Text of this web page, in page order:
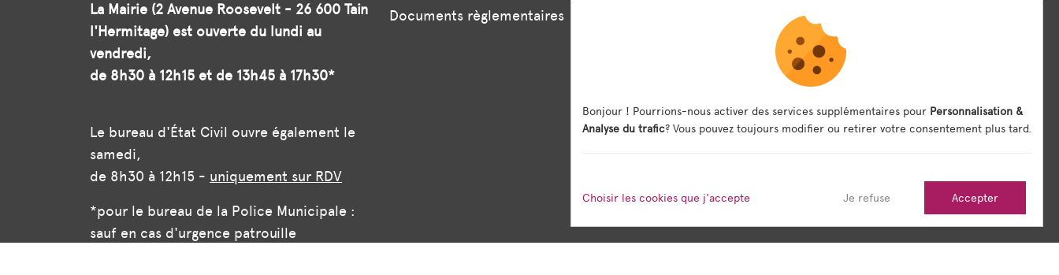
La Mairie (2 Avenue Roosevelt - 26 600 Tain
l'Hermitage) est ouverte du lundi au
vendredi,
de 8h30 à 12h15 et de 13h45 à 17h30*
Le bureau d'État Civil ouvre également le
samedi,
de 8h30 à 12h15 - uniquement sur RDV
*pour le bureau de la Police Municipale :
sauf en cas d'urgence patrouille
Documents règlementaires
Bonjour ! Pourrions-nous activer des services supplémentaires pour Personnalisation &
Analyse du trafic? Vous pouvez toujours modifier ou retirer votre consentement plus tard.
Choisir les cookies que j'accepte Je refuse Accepter